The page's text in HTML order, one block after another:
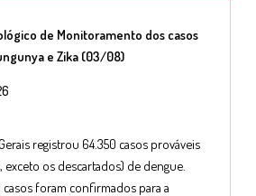
de Monitoramento dos casos
e Zika (03/08)
registrou 64.350 casos prováveis
exceto os descartados) de dengue.
casos foram confirmados para a